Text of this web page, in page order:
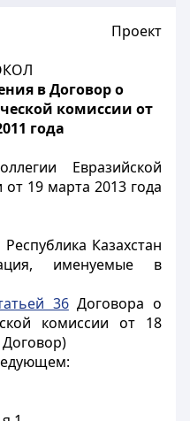
Проект
в Договор о
комиссии от
года
Евразийской
19 марта 2013 года
Казахстан
именуемые в
36Договора о
комиссии от 18
Договор)